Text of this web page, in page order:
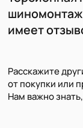
имеет
Расскажите
от покупки или
Нам важно